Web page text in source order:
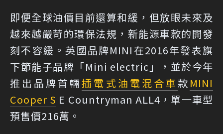
即便全球油價目前還算和緩，但放眼未來及
越來越嚴苛的環保法規，新能源車款的開發
刻不容緩。英國品牌MINI在2016年發表旗
下節能子品牌「Mini electric」，並於今年
推出品牌首輛插電式油電混合車款 MINI
Cooper S E Countryman ALL4，單一車型
預售價216萬。